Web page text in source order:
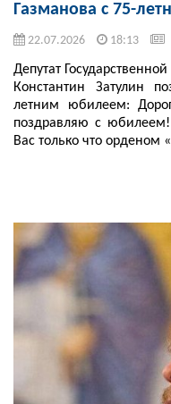
Газманова с 75-
22.07.2026 18:13
Депутат
Константин Затулин
летним юбилеем:
поздравляю с
Вас только что орденом